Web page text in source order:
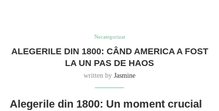
Necategorizat
ALEGERILE DIN 1800: CÂND AMERICA A FOST
LA UN PAS DE HAOS
written by Jasmine
Alegerile din 1800: Un moment crucial